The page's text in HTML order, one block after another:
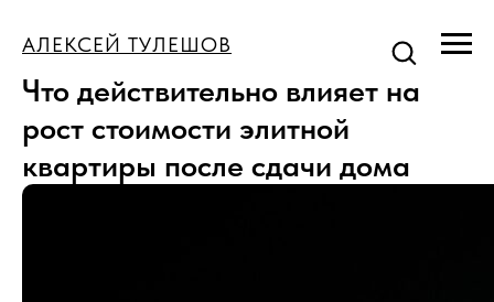
АЛЕКСЕЙ ТУЛЕШОВ
Что действительно влияет на
рост стоимости элитной
квартиры после сдачи дома